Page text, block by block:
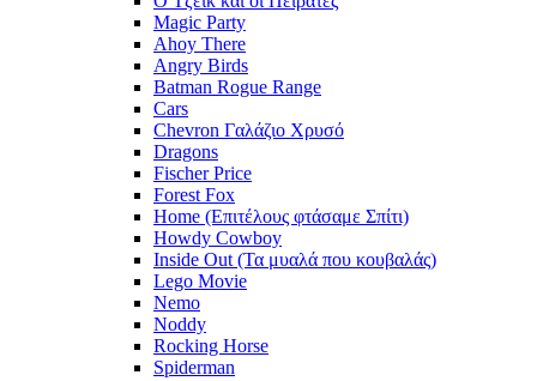
Magic Party
Ahoy There
Angry Birds
Batman Rogue Range
Cars
Chevron Γαλάζιο Χρυσό
Dragons
Fischer Price
Forest Fox
Home (Επιτέλους φτάσαμε Σπίτι)
Howdy Cowboy
Inside Out (Τα μυαλά που κουβαλάς)
Lego Movie
Nemo
Noddy
Rocking Horse
Spiderman